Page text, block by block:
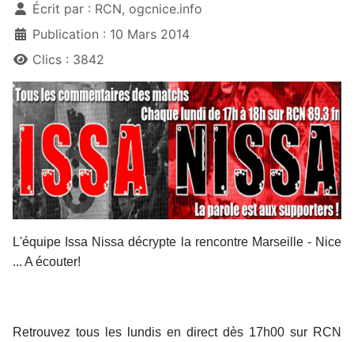
Écrit par : RCN, ogcnice.info
Publication : 10 Mars 2014
Clics : 3842
L'équipe Issa Nissa décrypte la rencontre Marseille - Nice
... A écouter!
Retrouvez tous les lundis en direct dès 17h00 sur RCN